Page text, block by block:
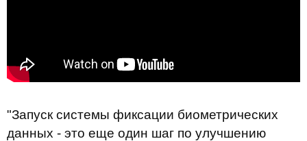
"Запуск системы фиксации биометрических
данных - это еще один шаг по улучшению